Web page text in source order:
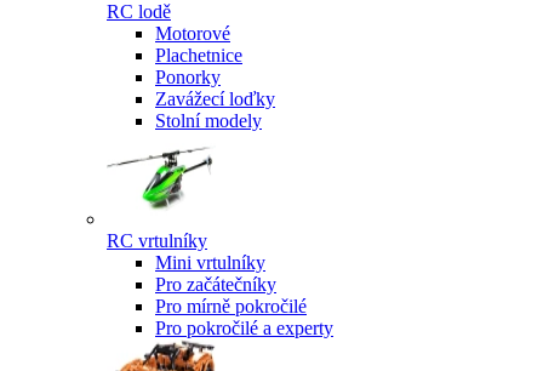
RC lodě
Motorové
Plachetnice
Ponorky
Zavážecí loďky
Stolní modely
RC vrtulníky
Mini vrtulníky
Pro začátečníky
Pro mírně pokročilé
Pro pokročilé a experty